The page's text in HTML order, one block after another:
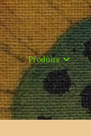
Produits